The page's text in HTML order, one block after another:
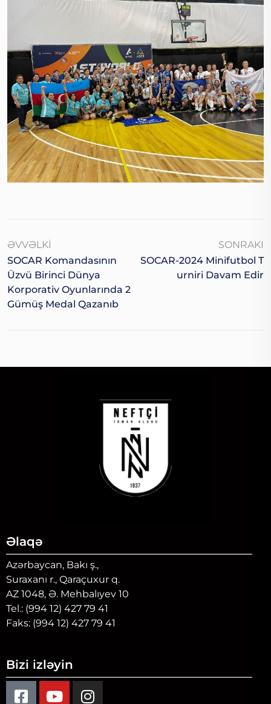
ƏVVƏLKI
SOCAR Komandasının
Üzvü Birinci Dünya
Korporativ Oyunlarında 2
Gümüş Medal Qazanıb
SONRAKI
SOCAR-2024 Minifutbol T
Urniri Davam Edir
Əlaqə
Azərbaycan, Bakı ş.,
Suraxanı r., Qaraçuxur q.
AZ 1048, Ə. Mehbalıyev 10
Tel.: (994 12) 427 79 41
Faks: (994 12) 427 79 41
Bizi izləyin